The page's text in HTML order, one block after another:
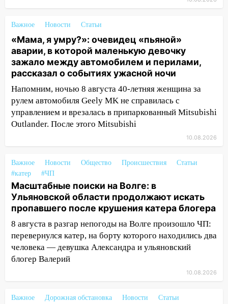
ребенок
12:46 Масштабные поиски на Волге: в
Ульяновской области продолжают
искать пропавшего после крушения
катера блогера
11:53 Стало известно о состоянии
девочки, которую зажало между
автомобилем и перилами во время
«пьяного» ДТП на Федерации
административно-технического
контроля администрации Ульяновска
11:12 В Ульяновской области в огне
погиб один человек
11:05 12 человек погибли и 39 получили
ранения после атаки беспилотников на
Нижнекамск
10:51
10:15
Соцсети: мотоциклист врезался в
Важное Новости Статьи
«Мама, я умру?»: очевидец «пьяной»
аварии, в которой маленькую девочку
зажало между автомобилем и перилами,
рассказал о событиях ужасной ночи
Напомним, ночью 8 августа 40-летняя женщина за
рулем автомобиля Geely MK не справилась с
управлением и врезалась в припаркованный Mitsubishi
Outlander. После этого Mitsubishi
10.08.2026
Важное Новости Общество Происшествия
Статьи
#катер
#ЧП
Масштабные поиски на Волге: в
Ульяновской области продолжают искать
пропавшего после крушения катера блогера
8 августа в разгар непогоды на Волге произошло ЧП:
перевернулся катер, на борту которого находились два
человека — девушка Александра и ульяновский
блогер Валерий
10.08.2026
Важное Дорожная обстановка Новости
Статьи